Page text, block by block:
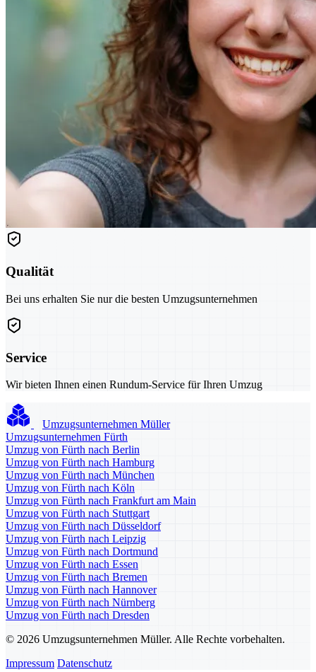
Qualität
Bei uns erhalten Sie nur die besten Umzugsunternehmen
Service
Wir bieten Ihnen einen Rundum-Service für Ihren Umzug
Umzugsunternehmen Müller
Umzugsunternehmen Fürth
Umzug von Fürth nach Berlin
Umzug von Fürth nach Hamburg
Umzug von Fürth nach München
Umzug von Fürth nach Köln
Umzug von Fürth nach Frankfurt am Main
Umzug von Fürth nach Stuttgart
Umzug von Fürth nach Düsseldorf
Umzug von Fürth nach Leipzig
Umzug von Fürth nach Dortmund
Umzug von Fürth nach Essen
Umzug von Fürth nach Bremen
Umzug von Fürth nach Hannover
Umzug von Fürth nach Nürnberg
Umzug von Fürth nach Dresden
© 2026 Umzugsunternehmen Müller. Alle Rechte vorbehalten.
Impressum Datenschutz